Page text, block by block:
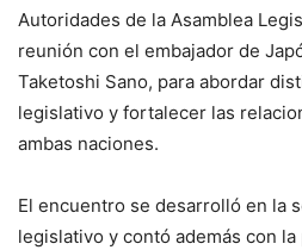
Autoridades de la Asamblea
reunión con el embajador de
Taketoshi Sano, para abordar
legislativo y fortalecer las
ambas naciones.
El encuentro se desarrolló en la
legislativo y contó además con